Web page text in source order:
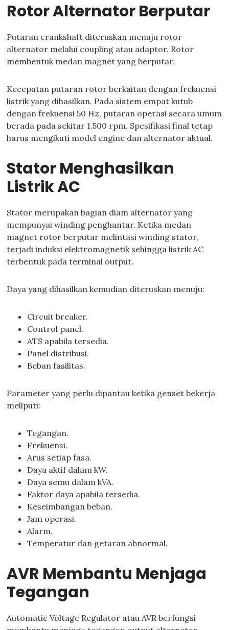
Rotor Alternator Berputar
Putaran crankshaft diteruskan menuju rotor
alternator melalui coupling atau adaptor. Rotor
membentuk medan magnet yang berputar.
Kecepatan putaran rotor berkaitan dengan frekuensi
listrik yang dihasilkan. Pada sistem empat kutub
dengan frekuensi 50 Hz, putaran operasi secara umum
berada pada sekitar 1.500 rpm. Spesifikasi final tetap
harus mengikuti model engine dan alternator aktual.
Stator Menghasilkan
Listrik AC
Stator merupakan bagian diam alternator yang
mempunyai winding penghantar. Ketika medan
magnet rotor berputar melintasi winding stator,
terjadi induksi elektromagnetik sehingga listrik AC
terbentuk pada terminal output.
Daya yang dihasilkan kemudian diteruskan menuju:
Circuit breaker.
Control panel.
ATS apabila tersedia.
Panel distribusi.
Beban fasilitas.
Parameter yang perlu dipantau ketika genset bekerja
meliputi:
Tegangan.
Frekuensi.
Arus setiap fasa.
Daya aktif dalam kW.
Daya semu dalam kVA.
Faktor daya apabila tersedia.
Keseimbangan beban.
Jam operasi.
Alarm.
Temperatur dan getaran abnormal.
AVR Membantu Menjaga
Tegangan
Automatic Voltage Regulator atau AVR berfungsi